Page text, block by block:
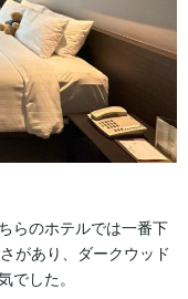
らのホテルでは一番下
があり、ダークウッド
でした。